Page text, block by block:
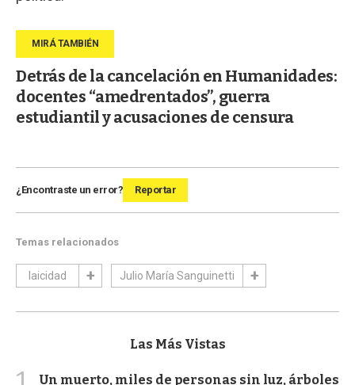
Detrás de la cancelación en Humanidades:
docentes “amedrentados”, guerra
estudiantil y acusaciones de censura
¿Encontraste un error? Reportar
Temas relacionados
laicidad Julio María Sanguinetti
Las Más Vistas
Un muerto, miles de personas sin luz, árboles